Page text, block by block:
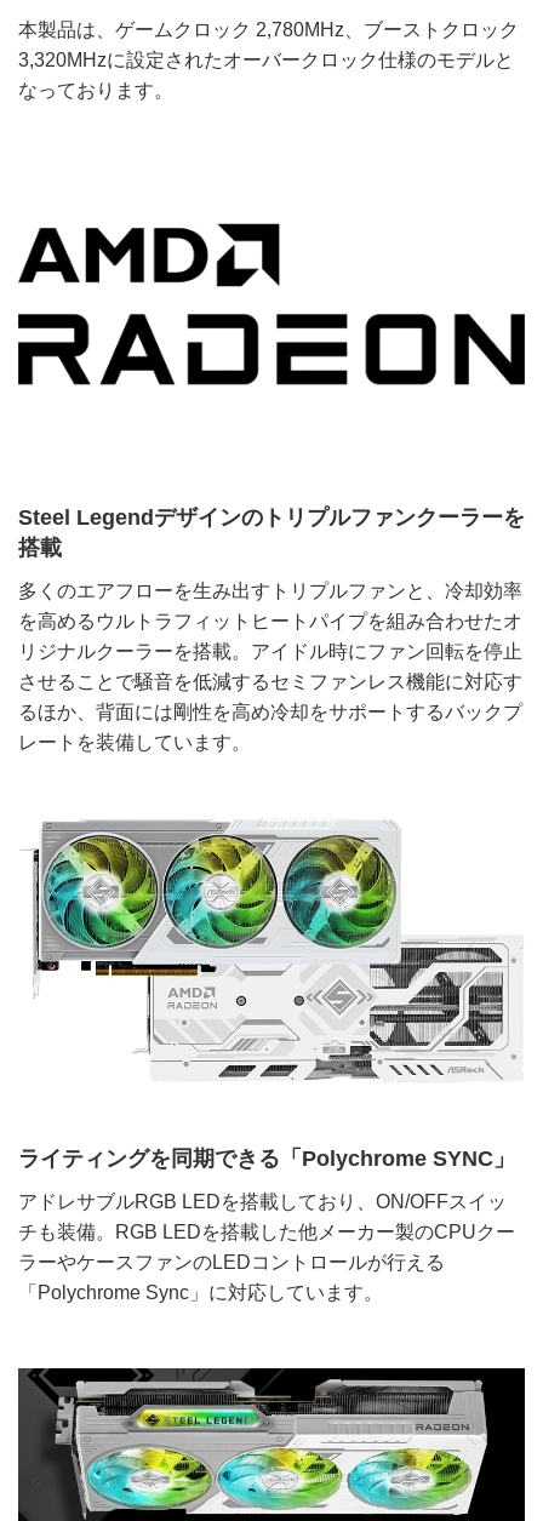
本製品は、ゲームクロック 2,780MHz、ブーストクロック
3,320MHzに設定されたオーバークロック仕様のモデルと
なっております。
Steel Legendデザインのトリプルファンクーラーを
搭載
多くのエアフローを生み出すトリプルファンと、冷却効率
を高めるウルトラフィットヒートパイプを組み合わせたオ
リジナルクーラーを搭載。アイドル時にファン回転を停止
させることで騒音を低減するセミファンレス機能に対応す
るほか、背面には剛性を高め冷却をサポートするバックプ
レートを装備しています。
ライティングを同期できる「Polychrome SYNC」
アドレサブルRGB LEDを搭載しており、ON/OFFスイッ
チも装備。RGB LEDを搭載した他メーカー製のCPUクー
ラーやケースファンのLEDコントロールが行える
「Polychrome Sync」に対応しています。